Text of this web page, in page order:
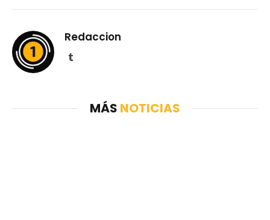
Redaccion
Tumblr
MÁS NOTICIAS